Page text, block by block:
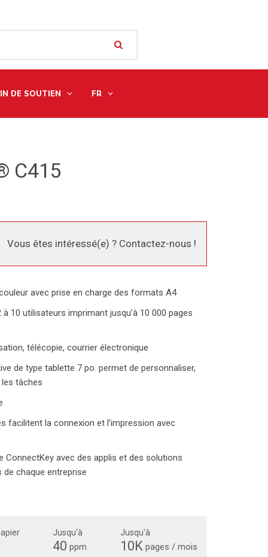
DE SOUTIEN FR
C415
Vous êtes intéressé(e) ? Contactez-nous !
avec prise en charge des formats A4
10 utilisateurs imprimant jusqu’à 10 000 pages
télécopie, courrier électronique
de type tablette 7 po. permet de personnaliser,
les tâches
facilitent la connexion et l’impression avec
ConnectKey avec des applis et des solutions
chaque entreprise
Jusqu'à
40 ppm
Jusqu'à
10K pages / mois